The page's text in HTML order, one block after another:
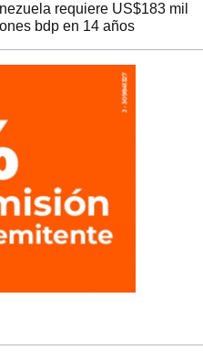
requiere US$183 mil
bdp en 14 años